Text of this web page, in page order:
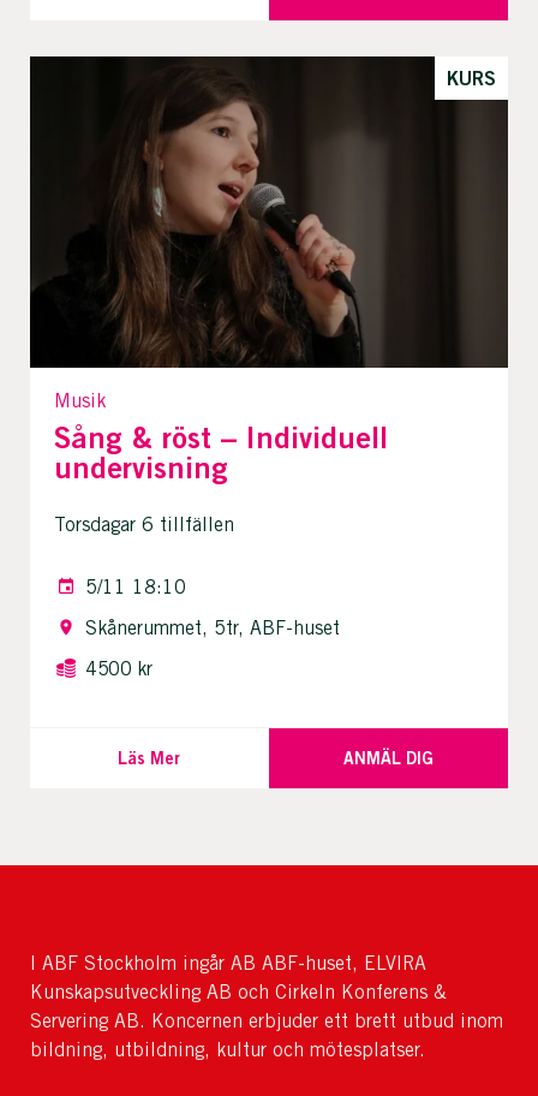
KURS
Musik
Sång & röst – Individuell
undervisning
Torsdagar 6 tillfällen
5/11 18:10
Skånerummet, 5tr, ABF-huset
4500 kr
Läs Mer ANMÄL DIG
I ABF Stockholm ingår AB ABF-huset, ELVIRA
Kunskapsutveckling AB och Cirkeln Konferens &
Servering AB. Koncernen erbjuder ett brett utbud inom
bildning, utbildning, kultur och mötesplatser.